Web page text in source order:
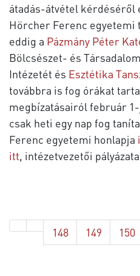
átadás-átvétel kérdéséről
Hörcher Ferenc egyetemi
eddig a Pázmány Péter
Bölcsészet- és
Intézetét és Esztétika
továbbra is fog órákat
megbízatásairól február
csak heti egy nap fog
Ferenc egyetemi honlapja
itt, intézetvezetői
148 149 150